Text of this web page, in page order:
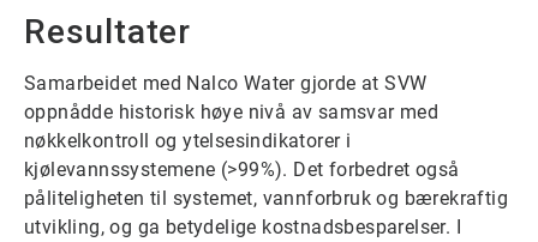
Resultater
Samarbeidet med Nalco Water gjorde at SVW
oppnådde historisk høye nivå av samsvar med
nøkkelkontroll og ytelsesindikatorer i
kjølevannssystemene (>99%). Det forbedret også
påliteligheten til systemet, vannforbruk og bærekraftig
utvikling, og ga betydelige kostnadsbesparelser. I